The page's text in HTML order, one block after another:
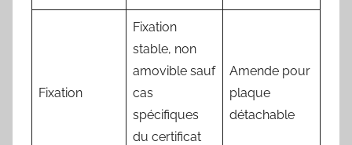
Fixation
Fixation
stable, non
amovible sauf
cas
spécifiques
du certificat
Amende pour
plaque
détachable